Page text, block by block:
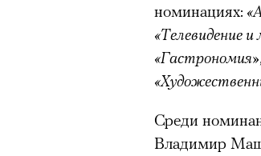
номинациях:
«Телевидение и
«Гастрономия»
Среди
Владимир